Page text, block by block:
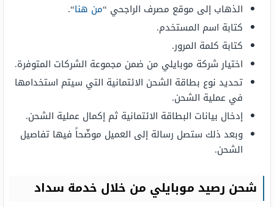
الذهاب إلى موقع مصرف الراجحي “من هنا“.
كتابة اسم المستخدم.
كتابة كلمة المرور.
اختيار شركة موبايلي من ضمن مجموعة الشركات المتوفرة.
تحديد نوع بطاقة الشحن الائتمانية التي سيتم استخدامها
في عملية الشحن.
إدخال بيانات البطاقة الائتمانية ثم إكمال عملية الشحن.
وبعد ذلك ستصل رسالة إلى العميل موضّحاً فيها تفاصيل
الشحن.
شحن رصيد موبايلي من خلال خدمة سداد